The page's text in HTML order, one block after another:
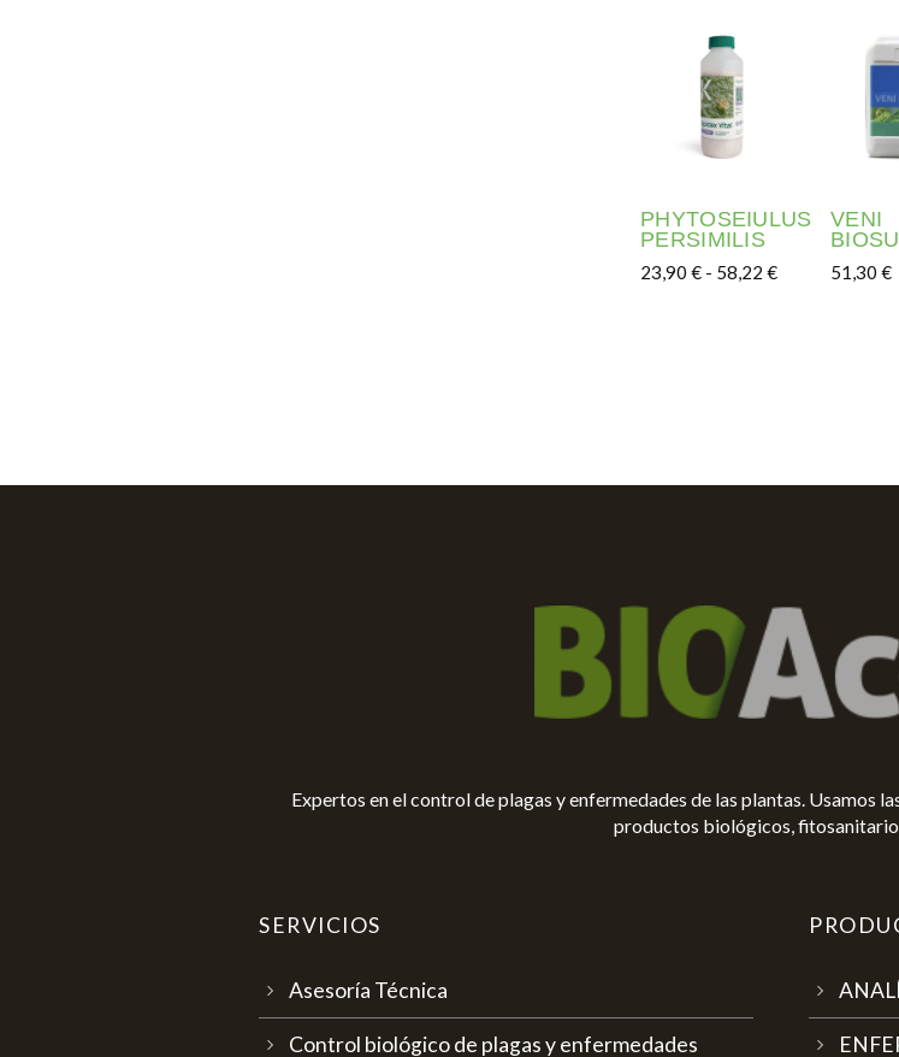
PHYTOSEIULUS
PERSIMILIS
23,90 € - 58,22 €Rango de
VENI
51,30€
Expertos en el control de plagas y enfermedades de las plantas. Usamos
productos biológicos,
SERVICIOS
Asesoría Técnica
Control biológico de plagas y enfermedades